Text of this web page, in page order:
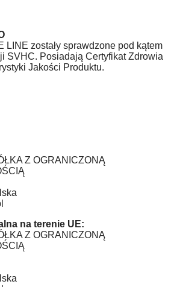
LINE zostały sprawdzone pod kątem
SVHC. Posiadają Certyfikat Zdrowia
Jakości Produktu.
Z OGRANICZONĄ
na terenie UE:
Z OGRANICZONĄ